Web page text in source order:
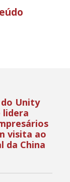
Unity
visita ao
da China